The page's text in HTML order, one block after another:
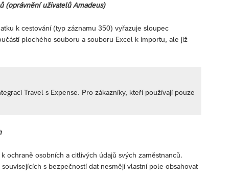
(oprávnění uživatelů Amadeus)
k cestování (typ záznamu 350) vyřazuje sloupec
plochého souboru a souboru Excel k importu, ale již
Travel s Expense. Pro zákazníky, kteří používají pouze
ochraně osobních a citlivých údajů svých zaměstnanců.
s bezpečností dat nesmějí vlastní pole obsahovat